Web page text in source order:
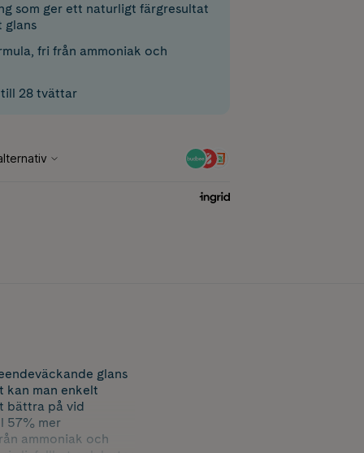
som ger ett naturligt färgresultat
glans
fri från ammoniak och
28 tvättar
glans
kan man enkelt
bättra på vid
57% mer
ammoniak och